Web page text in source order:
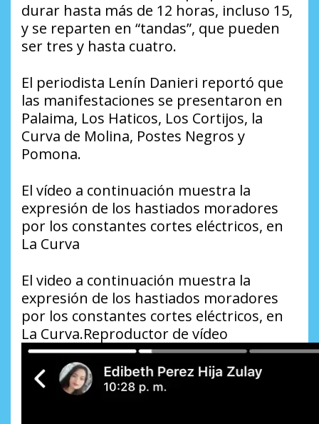
durar hasta más de 12 horas, incluso 15,
y se reparten en “tandas”, que pueden
ser tres y hasta cuatro.
El periodista Lenín Danieri reportó que
las manifestaciones se presentaron en
Palaima, Los Haticos, Los Cortijos, la
Curva de Molina, Postes Negros y
Pomona.
El vídeo a continuación muestra la
expresión de los hastiados moradores
por los constantes cortes eléctricos, en
La Curva
El video a continuación muestra la
expresión de los hastiados moradores
por los constantes cortes eléctricos, en
La Curva.Reproductor de vídeo